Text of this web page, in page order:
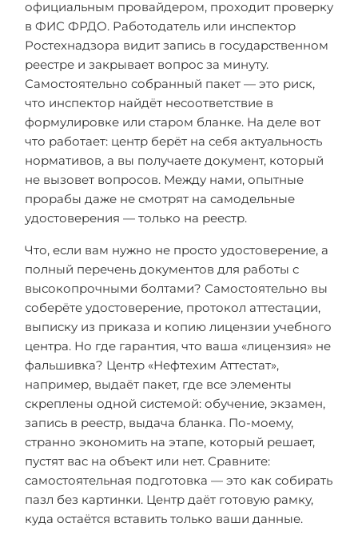
официальным провайдером, проходит проверку
в ФИС ФРДО. Работодатель или инспектор
Ростехнадзора видит запись в государственном
реестре и закрывает вопрос за минуту.
Самостоятельно собранный пакет — это риск,
что инспектор найдёт несоответствие в
формулировке или старом бланке. На деле вот
что работает: центр берёт на себя актуальность
нормативов, а вы получаете документ, который
не вызовет вопросов. Между нами, опытные
прорабы даже не смотрят на самодельные
удостоверения — только на реестр.
Что, если вам нужно не просто удостоверение, а
полный перечень документов для работы с
высокопрочными болтами? Самостоятельно вы
соберёте удостоверение, протокол аттестации,
выписку из приказа и копию лицензии учебного
центра. Но где гарантия, что ваша «лицензия» не
фальшивка? Центр «Нефтехим Аттестат»,
например, выдаёт пакет, где все элементы
скреплены одной системой: обучение, экзамен,
запись в реестр, выдача бланка. По-моему,
странно экономить на этапе, который решает,
пустят вас на объект или нет. Сравните:
самостоятельная подготовка — это как собирать
пазл без картинки. Центр даёт готовую рамку,
куда остаётся вставить только ваши данные.